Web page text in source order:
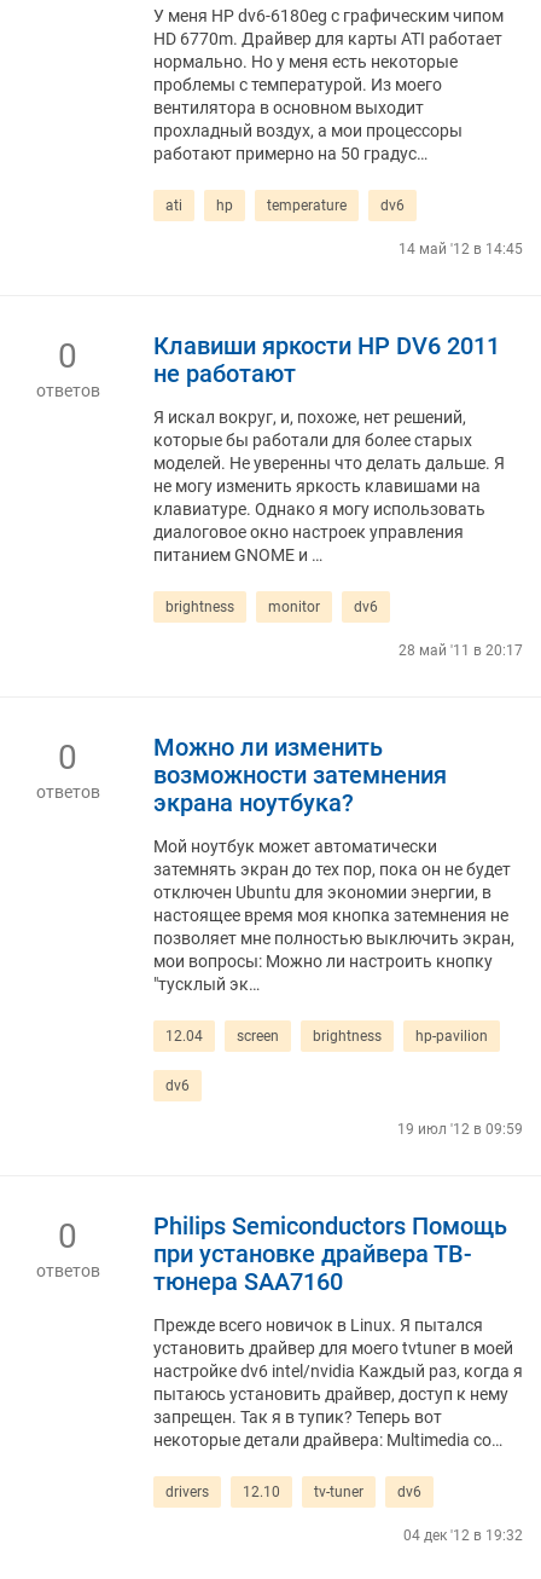
У меня HP dv6-6180eg с графическим чипом
HD 6770m. Драйвер для карты ATI работает
нормально. Но у меня есть некоторые
проблемы с температурой. Из моего
вентилятора в основном выходит
прохладный воздух, а мои процессоры
работают примерно на 50 градус…
ati hp temperature dv6
14 май '12 в 14:45
0
ответов
Клавиши яркости HP DV6 2011
не работают
Я искал вокруг, и, похоже, нет решений,
которые бы работали для более старых
моделей. Не уверенны что делать дальше. Я
не могу изменить яркость клавишами на
клавиатуре. Однако я могу использовать
диалоговое окно настроек управления
питанием GNOME и …
brightness monitor dv6
28 май '11 в 20:17
0
ответов
Можно ли изменить
возможности затемнения
экрана ноутбука?
Мой ноутбук может автоматически
затемнять экран до тех пор, пока он не будет
отключен Ubuntu для экономии энергии, в
настоящее время моя кнопка затемнения не
позволяет мне полностью выключить экран,
мои вопросы: Можно ли настроить кнопку
"тусклый эк…
12.04 screen brightness hp-pavilion
dv6
19 июл '12 в 09:59
0
ответов
Philips Semiconductors Помощь
при установке драйвера ТВ-
тюнера SAA7160
Прежде всего новичок в Linux. Я пытался
установить драйвер для моего tvtuner в моей
настройке dv6 intel/nvidia Каждый раз, когда я
пытаюсь установить драйвер, доступ к нему
запрещен. Так я в тупик? Теперь вот
некоторые детали драйвера: Multimedia co…
drivers 12.10 tv-tuner dv6
04 дек '12 в 19:32